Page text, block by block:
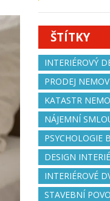
ŠTÍTKY
INTERIÉROVÝ
PRODEJ
KATASTR
NÁJEMNÍ
PSYCHOLOGIE
DESIGN
INTERIÉROVÉ
STAVEBNÍ